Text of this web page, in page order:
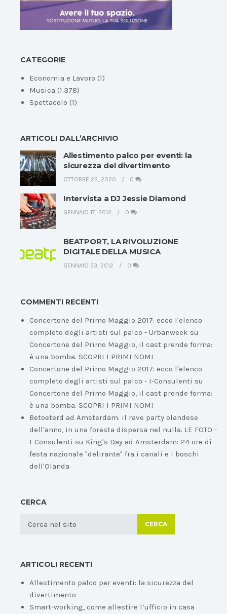
CATEGORIE
Economia e Lavoro (1)
Musica (1.378)
Spettacolo (1)
ARTICOLI DALL’ARCHIVIO
Allestimento palco per eventi: la
sicurezza del divertimento
OTTOBRE 22, 2020 0
Intervista a DJ Jessie Diamond
GENNAIO 17, 2012 0
BEATPORT, LA RIVOLUZIONE
DIGITALE DELLA MUSICA
GENNAIO 23, 2012 0
COMMENTI RECENTI
Concertone del Primo Maggio 2017: ecco l'elenco
completo degli artisti sul palco - Urbanweek su
Concertone del Primo Maggio, il cast prende forma:
è una bomba. SCOPRI I PRIMI NOMI
Concertone del Primo Maggio 2017: ecco l'elenco
completo degli artisti sul palco - I-Consulenti su
Concertone del Primo Maggio, il cast prende forma:
è una bomba. SCOPRI I PRIMI NOMI
Betoeterd ad Amsterdam: il rave party olandese
dell'anno, in una foresta dispersa nel nulla. LE FOTO -
I-Consulenti su King's Day ad Amsterdam: 24 ore di
festa nazionale "delirante" fra i canali e i boschi
dell'Olanda
CERCA
CERCA
ARTICOLI RECENTI
Allestimento palco per eventi: la sicurezza del
divertimento
Smart-working, come allestire l’ufficio in casa